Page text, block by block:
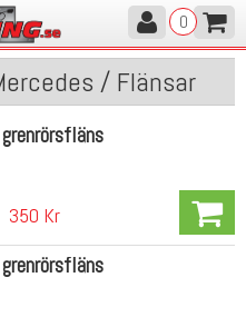
0
/ Flänsar
350 Kr